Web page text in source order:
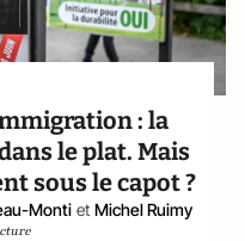
: la
le plat. Mais
sous le capot ?
Monti et Michel Ruimy